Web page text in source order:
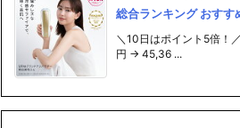
総合ランキング おすす
＼10日はポイント5倍！
円 → 45,36 ...